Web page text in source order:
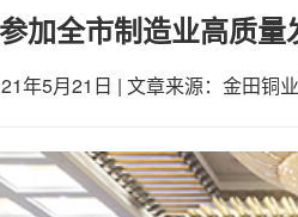
加全市制造业高质
年5月21日 | 文章来源：金田铜